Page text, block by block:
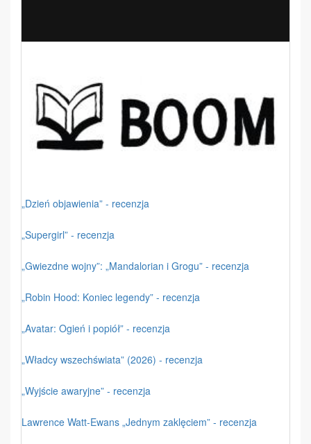
„Dzień objawienia” - recenzja
„Supergirl” - recenzja
„Gwiezdne wojny”: „Mandalorian i Grogu” - recenzja
„Robin Hood: Koniec legendy” - recenzja
„Avatar: Ogień i popiół” - recenzja
„Władcy wszechświata” (2026) - recenzja
„Wyjście awaryjne” - recenzja
Lawrence Watt-Ewans „Jednym zaklęciem” - recenzja